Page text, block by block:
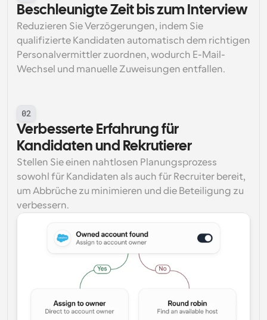
Beschleunigte Zeit bis zum Interview
Reduzieren Sie Verzögerungen, indem Sie
qualifizierte Kandidaten automatisch dem richtigen
Personalvermittler zuordnen, wodurch E-Mail-
Wechsel und manuelle Zuweisungen entfallen.
02
Verbesserte Erfahrung für
Kandidaten und Rekrutierer
Stellen Sie einen nahtlosen Planungsprozess
sowohl für Kandidaten als auch für Recruiter bereit,
um Abbrüche zu minimieren und die Beteiligung zu
verbessern.